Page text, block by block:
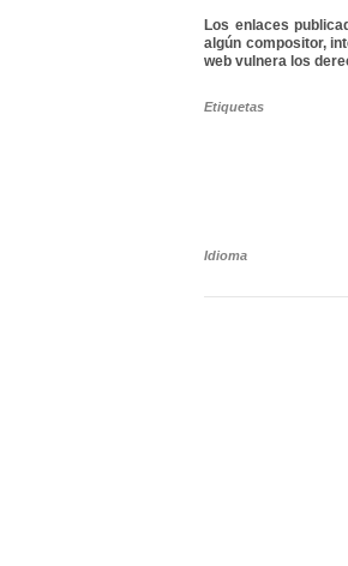
Los enlaces
algún compositor,
web vulnera los
Etiquetas
Idioma